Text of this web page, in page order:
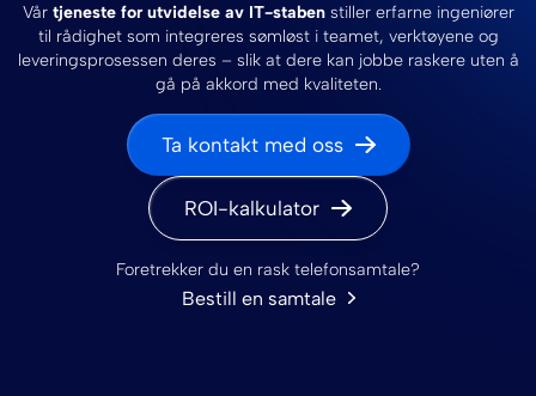
Vår tjeneste for utvidelse av IT-stabenstiller erfarne ingeniører
til rådighet som integreres sømløst i teamet, verktøyene og
leveringsprosessen deres – slik at dere kan jobbe raskere uten å
gå på akkord med kvaliteten.
Ta kontakt med oss
ROI-kalkulator
Foretrekker du en rask telefonsamtale?
Bestill en samtale